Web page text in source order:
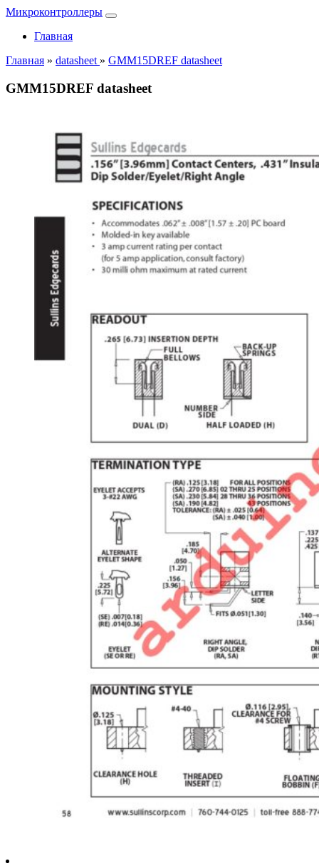
Микроконтроллеры
Главная
Главная » datasheet » GMM15DREF datasheet
GMM15DREF datasheet